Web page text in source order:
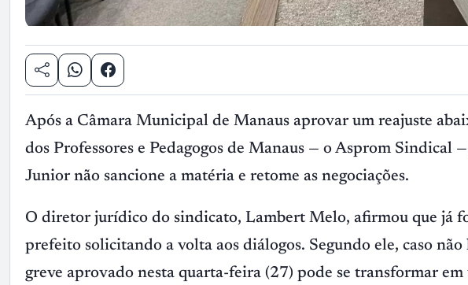
Após a Câmara Municipal de Manaus aprovar um reajuste
dos Professores e Pedagogos de Manaus — o Asprom Sindical
Junior não sancione a matéria e retome as negociações.
O diretor jurídico do sindicato, Lambert Melo, afirmou que já
prefeito solicitando a volta aos diálogos. Segundo ele, caso não
greve aprovado nesta quarta-feira (27) pode se transformar em